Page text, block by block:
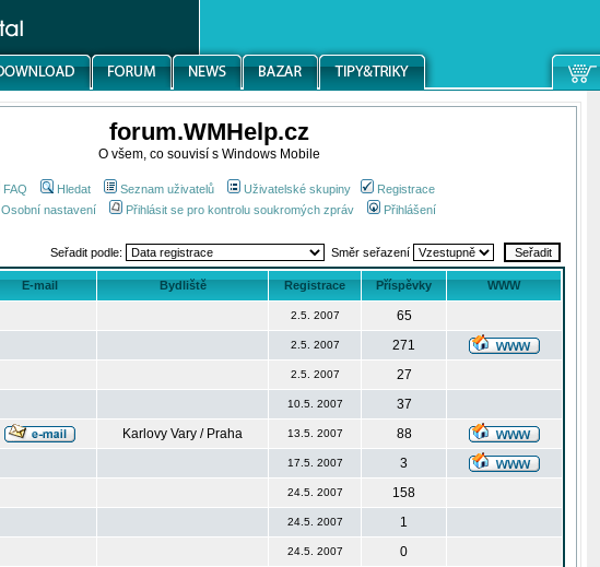
forum.WMHelp.cz
O všem, co souvisí s Windows Mobile
FAQ Hledat Seznam uživatelů Uživatelské skupiny
Registrace
Osobní nastavení
Přihlásit se pro kontrolu soukromých zpráv Přihlášení
Seřadit podle: Směr seřazení
E-mail Bydliště Registrace Příspěvky WWW
2.5. 2007
65
2.5. 2007
271
2.5. 2007
27
10.5. 2007
37
Karlovy Vary / Praha 13.5. 2007
88
17.5. 2007
3
24.5. 2007
158
24.5. 2007
1
24.5. 2007
0